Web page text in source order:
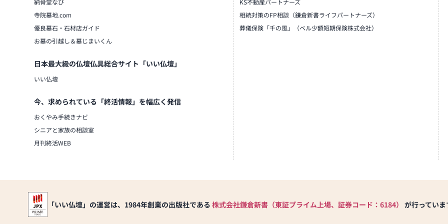
納骨堂なび
寺院墓地.com
優良墓石・石材店ガイド
お墓の引越し＆墓じまいくん
日本最大級の仏壇仏具総合サイト「いい仏壇」
いい仏壇
今、求められている「終活情報」を幅広く発信
おくやみ手続きナビ
シニアと家族の相談室
月刊終活WEB
KS不動産パートナーズ
相続対策のFP相談（鎌倉新書ライフパートナーズ）
葬儀保険「千の風」（ベル少額短期保険株式会社）
「いい仏壇」の運営は、1984年創業の出版社である 株式会社鎌倉新書（東証プライム上場、証券コード：6184） が行っていま